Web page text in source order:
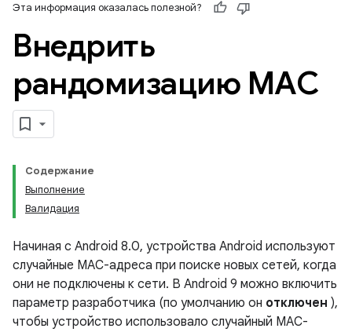
Эта информация оказалась полезной?
Внедрить
рандомизацию MAC
Содержание
Выполнение
Валидация
Начиная с Android 8.0, устройства Android используют
случайные MAC-адреса при поиске новых сетей, когда
они не подключены к сети. В Android 9 можно включить
параметр разработчика (по умолчанию он отключен ),
чтобы устройство использовало случайный MAC-